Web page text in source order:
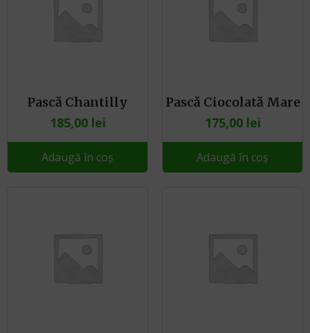
Pască Chantilly
185,00 lei
Adaugă în coș
Pască Ciocolată Mare
175,00 lei
Adaugă în coș